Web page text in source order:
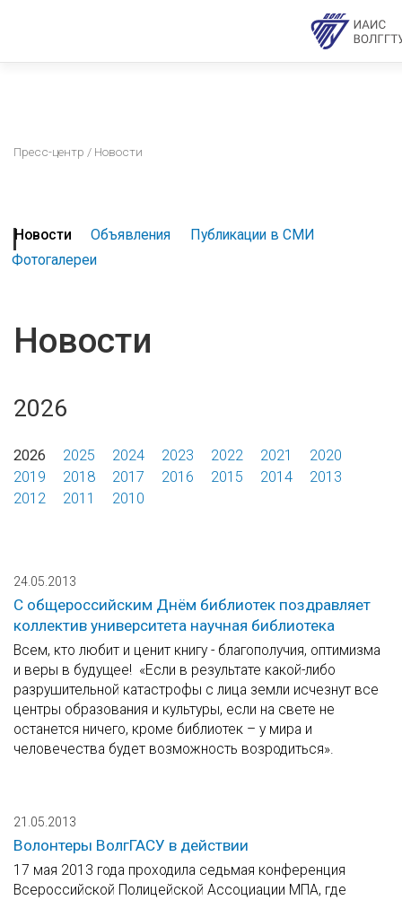
Пресс-центр / Новости
Новости Объявления
Публикации в СМИ
Фотогалереи
Новости
2026
2026 2025 2024 2023 2022 2021
2020
2019
2018 2017 2016 2015 2014
2013
2012
2011 2010
24.05.2013
С общероссийским Днём библиотек поздравляет
коллектив университета научная библиотека
Всем, кто любит и ценит книгу - благополучия, оптимизма
и веры в будущее! «Если в результате какой-либо
разрушительной катастрофы с лица земли исчезнут все
центры образования и культуры, если на свете не
останется ничего, кроме библиотек – у мира и
человечества будет возможность возродиться».
21.05.2013
Волонтеры ВолгГАСУ в действии
17 мая 2013 года проходила седьмая конференция
Всероссийской Полицейской Ассоциации МПА, где